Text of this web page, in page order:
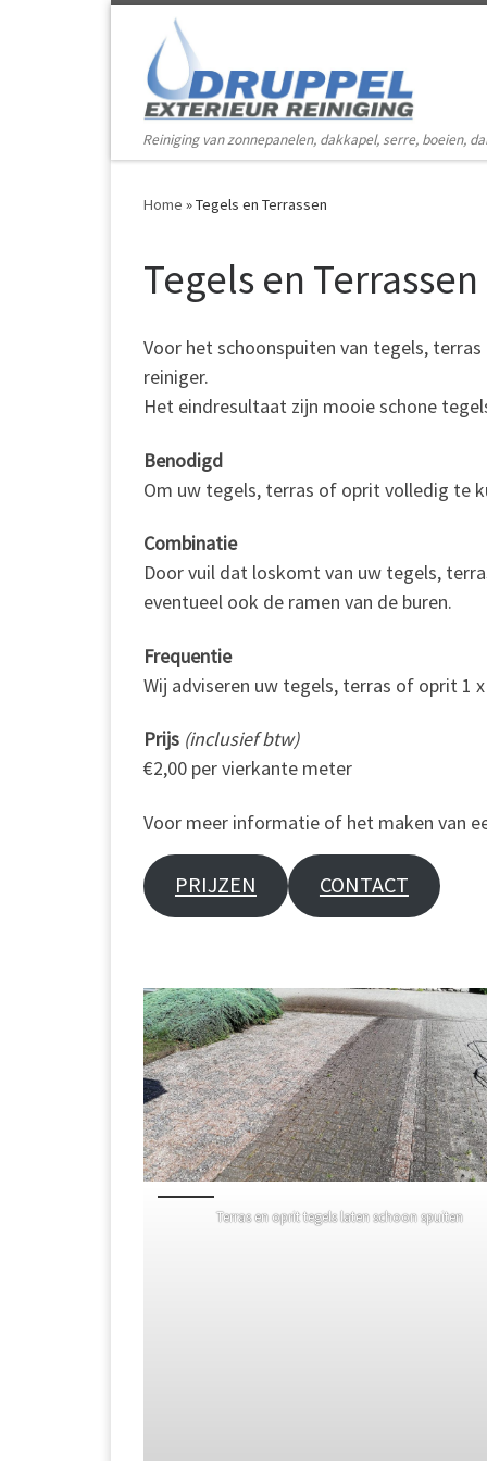
Reiniging van zonnepanelen, dakkapel, serre, boeien,
Home »Tegels en Terrassen
Tegels en Terrassen
Voor het schoonspuiten van tegels,
reiniger.
Het eindresultaat zijn mooie schone
Benodigd
Om uw tegels, terras of oprit volledig te
Combinatie
Door vuil dat loskomt van uw tegels,
eventueel ook de ramen van de buren.
Frequentie
Wij adviseren uw tegels, terras of oprit 1
Prijs (inclusief btw)
€2,00 per vierkante meter
Voor meer informatie of het maken van
PRIJZEN CONTACT
Terras en oprit tegels laten schoon spuiten